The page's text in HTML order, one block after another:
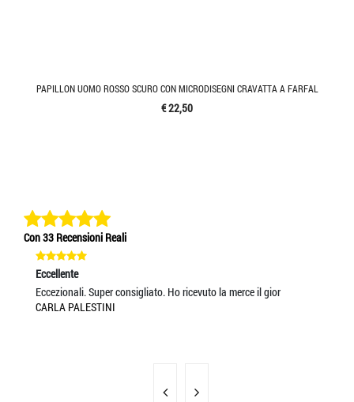
PAPILLON UOMO ROSSO SCURO CON MICRODISEGNI CRAVATTA A FARFAL
€ 22,50
Con 33 Recensioni Reali
Eccellente
Eccezionali. Super consigliato. Ho ricevuto la merce il gior
CARLA PALESTINI